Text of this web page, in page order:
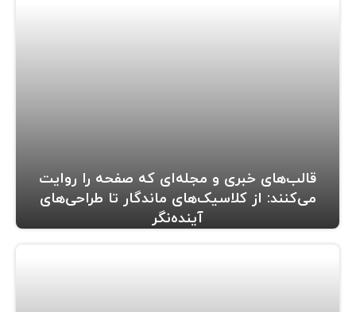
قالب‌های خبری و مجله‌ای که صفحه را روایت
می‌کنند: از کلاسیک‌های ماندگار تا طراحی‌های
آینده‌نگر